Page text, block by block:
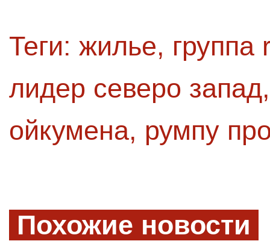
Теги: жилье, группа
лидер северо запад
ойкумена, румпу
Похожие новости